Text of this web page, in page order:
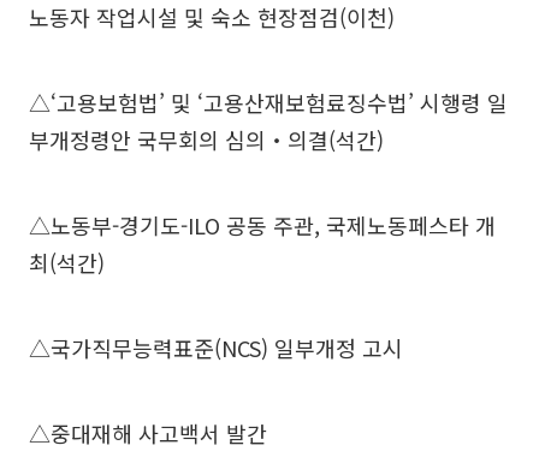
노동자 작업시설 및 숙소 현장점검(이천)
△‘고용보험법’ 및 ‘고용산재보험료징수법’ 시행령 일
부개정령안 국무회의 심의‧의결(석간)
△노동부-경기도-ILO 공동 주관, 국제노동페스타 개
최(석간)
△국가직무능력표준(NCS) 일부개정 고시
△중대재해 사고백서 발간